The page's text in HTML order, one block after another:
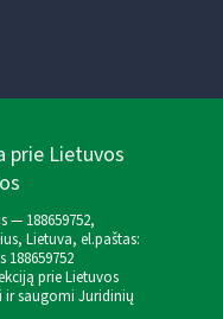
prie Lietuvos
— 188659752,
Lietuva, el.paštas:
188659752
prie Lietuvos
ir saugomi Juridinių